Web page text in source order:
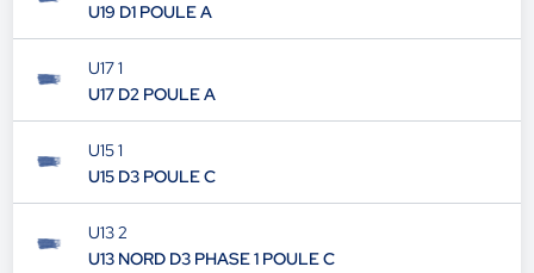
U19 D1 POULE A
U17 1
U17 D2 POULE A
U15 1
U15 D3 POULE C
U13 2
U13 NORD D3 PHASE 1 POULE C